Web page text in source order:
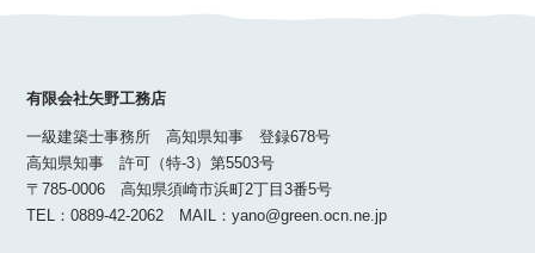
有限会社矢野工務店
一級建築士事務所 高知県知事 登録678号
高知県知事 許可（特-3）第5503号
〒785-0006 高知県須崎市浜町2丁目3番5号
TEL：0889-42-2062 MAIL：yano@green.ocn.ne.jp